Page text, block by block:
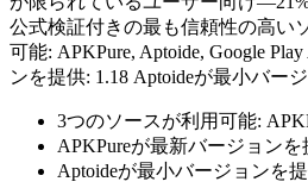
公式検証付きの最も信頼性の高い
可能: APKPure, Aptoide, Google
ンを提供: 1.18 Aptoideが最小バー
3つのソースが利用可能:
APKPureが最新バージョンを
Aptoideが最小バージョンを